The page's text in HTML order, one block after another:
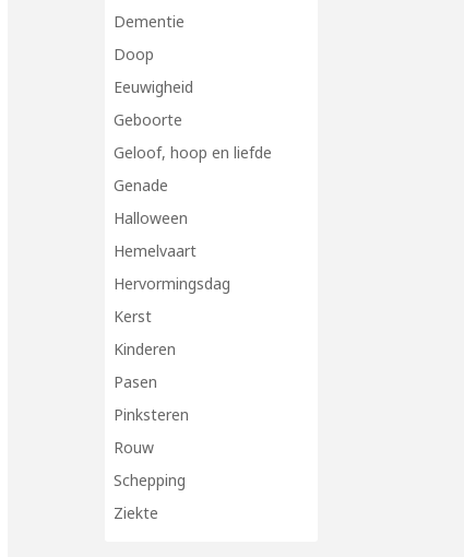
Dementie
Doop
Eeuwigheid
Geboorte
Geloof, hoop en liefde
Genade
Halloween
Hemelvaart
Hervormingsdag
Kerst
Kinderen
Pasen
Pinksteren
Rouw
Schepping
Ziekte